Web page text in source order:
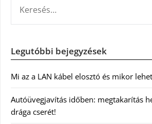
Legutóbbi bejegyzések
Mi az a LAN kábel elosztó és mikor
Autóüvegjavítás időben: megtakarítás
drága cserét!